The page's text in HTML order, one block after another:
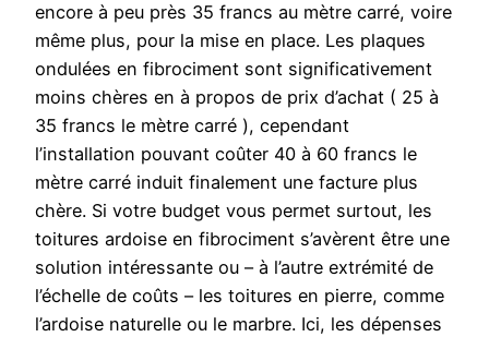
encore à peu près 35 francs au mètre carré, voire
même plus, pour la mise en place. Les plaques
ondulées en fibrociment sont significativement
moins chères en à propos de prix d’achat ( 25 à
35 francs le mètre carré ), cependant
l’installation pouvant coûter 40 à 60 francs le
mètre carré induit finalement une facture plus
chère. Si votre budget vous permet surtout, les
toitures ardoise en fibrociment s’avèrent être une
solution intéressante ou – à l’autre extrémité de
l’échelle de coûts – les toitures en pierre, comme
l’ardoise naturelle ou le marbre. Ici, les dépenses